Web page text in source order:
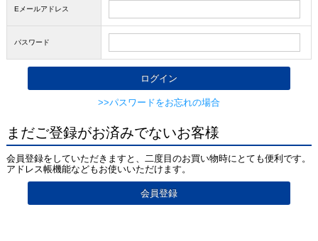
Eメールアドレス
パスワード
>>パスワードをお忘れの場合
まだご登録がお済みでないお客様
会員登録をしていただきますと、二度目のお買い物時にとても便利です。
アドレス帳機能などもお使いいただけます。